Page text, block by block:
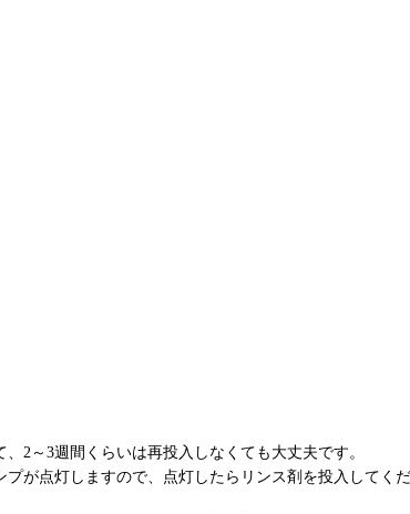
2～3週間くらいは再投入しなくても大丈夫です。
が点灯しますので、点灯したらリンス剤を投入してく